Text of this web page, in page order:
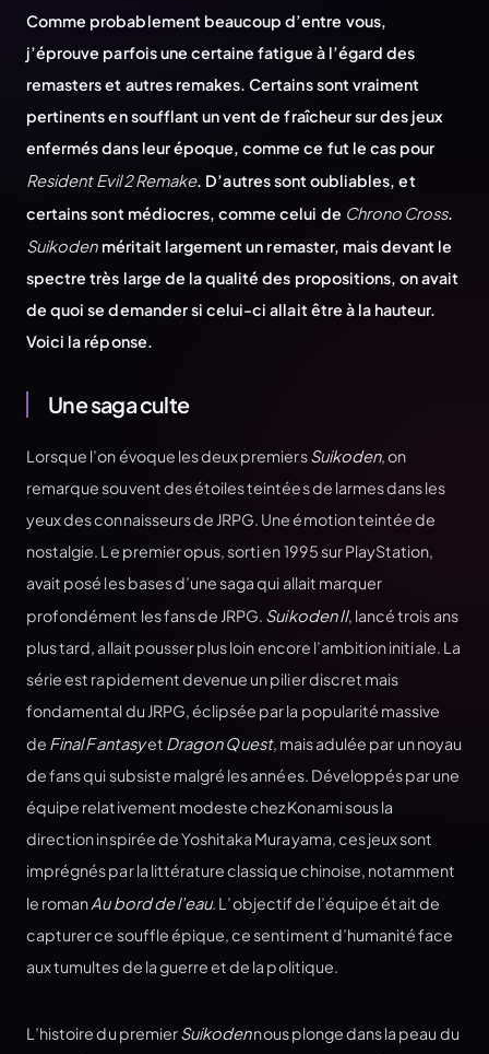
Comme probablement beaucoup d’entre vous,
j’éprouve parfois une certaine fatigue à l’égard des
remasters et autres remakes. Certains sont vraiment
pertinents en soufflant un vent de fraîcheur sur des jeux
enfermés dans leur époque, comme ce fut le cas pour
Resident Evil 2 Remake. D’autres sont oubliables, et
certains sont médiocres, comme celui de Chrono Cross.
Suikodenméritait largement un remaster, mais devant le
spectre très large de la qualité des propositions, on avait
de quoi se demander si celui-ci allait être à la hauteur.
Voici la réponse.
Une saga culte
Lorsque l’on évoque les deux premiersSuikoden, on
remarque souvent des étoiles teintées de larmes dans les
yeux des connaisseurs de JRPG. Une émotion teintée de
nostalgie. Le premier opus, sorti en 1995 sur PlayStation,
avait posé les bases d’une saga qui allait marquer
profondément les fans de JRPG. Suikoden II, lancé trois ans
plus tard, allait pousser plus loin encore l’ambition initiale. La
série est rapidement devenue un pilier discret mais
fondamental du JRPG, éclipsée par la popularité massive
de Final Fantasyet Dragon Quest, mais adulée par un noyau
de fans qui subsiste malgré les années. Développés par une
équipe relativement modeste chez Konami sous la
direction inspirée de Yoshitaka Murayama, ces jeux sont
imprégnés par la littérature classique chinoise, notamment
le romanAu bord de l’eau. L’objectif de l’équipe était de
capturer ce souffle épique, ce sentiment d’humanité face
aux tumultes de la guerre et de la politique.
L’histoire du premierSuikodennous plonge dans la peau du